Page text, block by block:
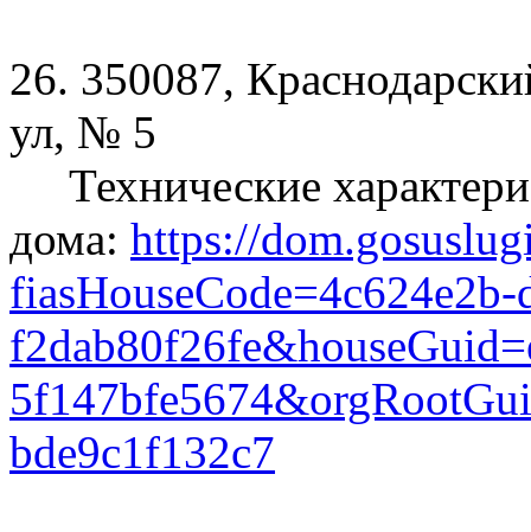
26. 350087,
ул, № 5
Технические
дома: https://
bde9c1f132c7